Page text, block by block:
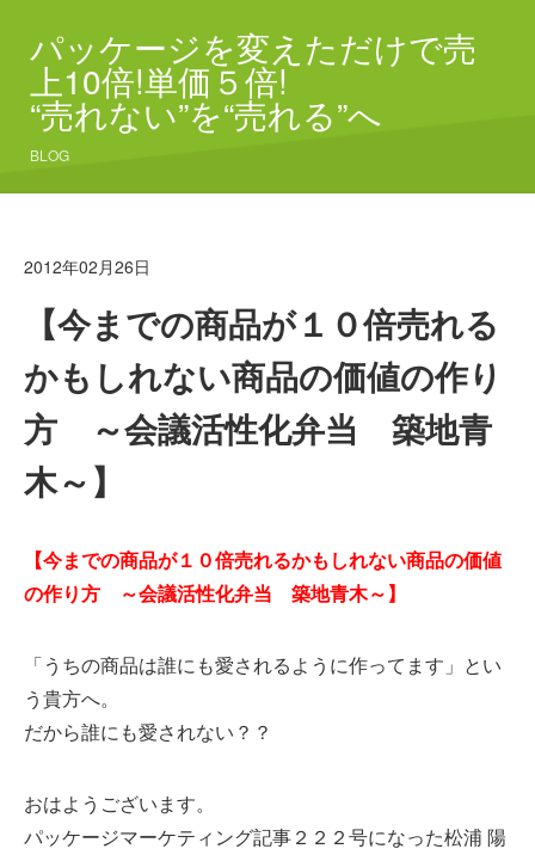
パッケージを変えただけで売
上10倍!単価５倍!
“売れない”を“売れる”へ
BLOG
2012年02月26日
【今までの商品が１０倍売れる
かもしれない商品の価値の作り
方 ～会議活性化弁当 築地青
木～】
【今までの商品が１０倍売れるかもしれない商品の価値
の作り方 ～会議活性化弁当 築地青木～】
「うちの商品は誰にも愛されるように作ってます」とい
う貴方へ。
だから誰にも愛されない？？
おはようございます。
パッケージマーケティング記事２２２号になった松浦 陽